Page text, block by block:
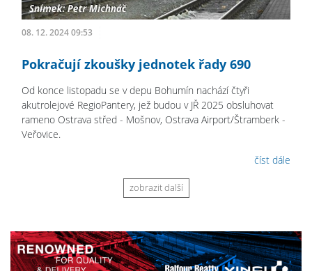
08. 12. 2024 09:53
Pokračují zkoušky jednotek řady 690
Od konce listopadu se v depu Bohumín nachází čtyři
akutrolejové RegioPantery, jež budou v JŘ 2025 obsluhovat
rameno Ostrava střed - Mošnov, Ostrava Airport/Štramberk -
Veřovice.
číst dále
zobrazit další